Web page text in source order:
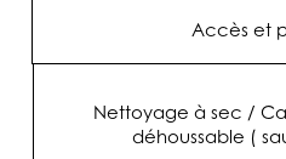
Accès et
Nettoyage à sec /
déhoussable (